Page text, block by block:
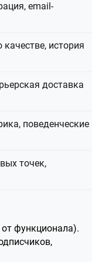
email-
история
доставка
поведенческие
точек,
функционала).